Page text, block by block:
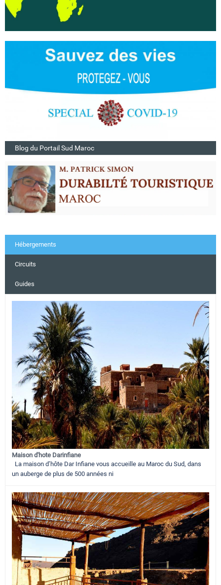
Blog du Portail Sud Maroc
Hébergements
Circuits
Guides
Maison d'hote Darinfiane
La maison d’hôte Dar Infiane vous accueille au Maroc du Sud, dans
un auberge de plus de 500 années ni